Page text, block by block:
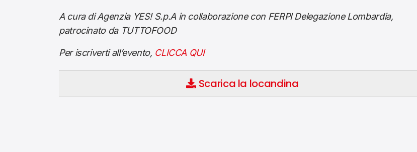
A cura di Agenzia YES! S.p.A in collaborazione con FERPI Delegazione Lombardia,
patrocinato da TUTTOFOOD
Per iscriverti all’evento, CLICCA QUI
Scarica la locandina